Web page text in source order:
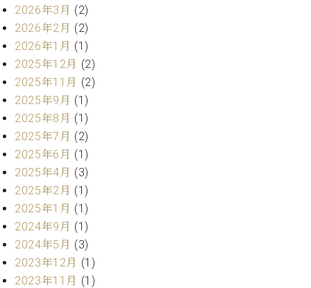
2026年3月 (2)
2026年2月 (2)
2026年1月 (1)
2025年12月 (2)
2025年11月 (2)
2025年9月 (1)
2025年8月 (1)
2025年7月 (2)
2025年6月 (1)
2025年4月 (3)
2025年2月 (1)
2025年1月 (1)
2024年9月 (1)
2024年5月 (3)
2023年12月 (1)
2023年11月 (1)